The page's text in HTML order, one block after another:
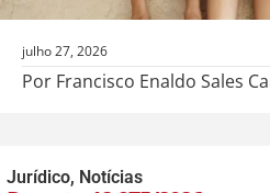
julho 27, 2026
Por Francisco Enaldo Sales
Jurídico, Notícias